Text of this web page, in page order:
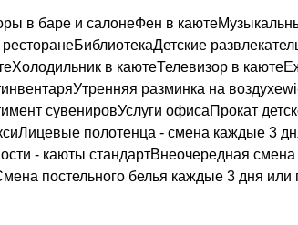
в баре и салонеФен в
в каютеТелевизор в
разминка на
сувенировУслуги офисаПрокат
полотенца - смена каждые 3
- каюты стандартВнеочередная смена
постельного белья каждые 3 дня или